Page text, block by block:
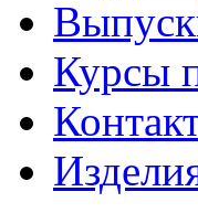
Курсы